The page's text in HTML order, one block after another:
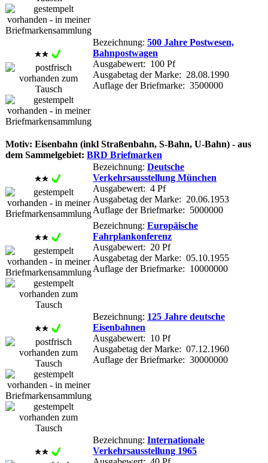
Bezeichnung: 500 Jahre Postwesen,
Bahnpostwagen
Ausgabewert: 100 Pf
Ausgabetag der Marke: 28.08.1990
Auflage der Briefmarke: 3500000
Motiv: Eisenbahn (inkl Straßenbahn, S-Bahn, U-Bahn) - aus
dem Sammelgebiet: BRD Briefmarken
Bezeichnung: Deutsche
Verkehrsausstellung München
Ausgabewert: 4 Pf
Ausgabetag der Marke: 20.06.1953
Auflage der Briefmarke: 5000000
Bezeichnung: Europäische
Fahrplankonferenz
Ausgabewert: 20 Pf
Ausgabetag der Marke: 05.10.1955
Auflage der Briefmarke: 10000000
Bezeichnung: 125 Jahre deutsche
Eisenbahnen
Ausgabewert: 10 Pf
Ausgabetag der Marke: 07.12.1960
Auflage der Briefmarke: 30000000
Bezeichnung: Internationale
Verkehrsausstellung 1965